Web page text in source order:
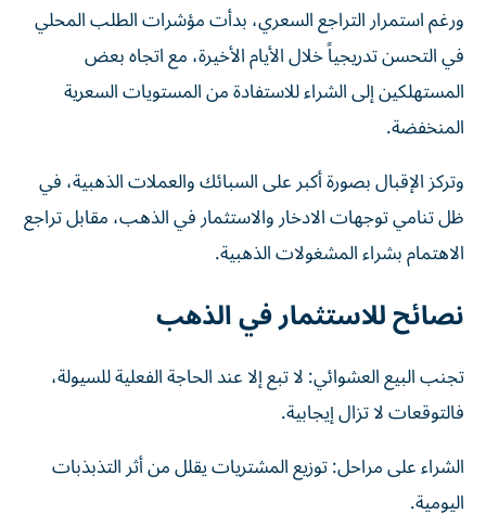
ورغم استمرار التراجع السعري، بدأت مؤشرات الطلب المحلي
في التحسن تدريجياً خلال الأيام الأخيرة، مع اتجاه بعض
المستهلكين إلى الشراء للاستفادة من المستويات السعرية
المنخفضة.
وتركز الإقبال بصورة أكبر على السبائك والعملات الذهبية، في
ظل تنامي توجهات الادخار والاستثمار في الذهب، مقابل تراجع
الاهتمام بشراء المشغولات الذهبية.
نصائح للاستثمار في الذهب
تجنب البيع العشوائي: لا تبع إلا عند الحاجة الفعلية للسيولة،
فالتوقعات لا تزال إيجابية.
الشراء على مراحل: توزيع المشتريات يقلل من أثر التذبذبات
اليومية.